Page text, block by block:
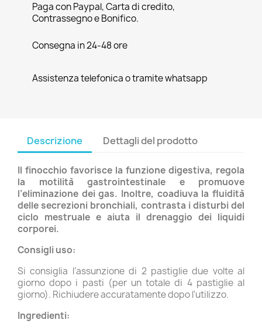
Paga con Paypal, Carta di credito,
Contrassegno e Bonifico.
Consegna in 24-48 ore
Assistenza telefonica o tramite whatsapp
Descrizione Dettagli del prodotto
Il finocchio favorisce la funzione digestiva, regola
la motilità gastrointestinale e promuove
l’eliminazione dei gas. Inoltre, coadiuva la fluidità
delle secrezioni bronchiali, contrasta i disturbi del
ciclo mestruale e aiuta il drenaggio dei liquidi
corporei.
Consigli uso:
Si consiglia l’assunzione di 2 pastiglie due volte al
giorno dopo i pasti (per un totale di 4 pastiglie al
giorno). Richiudere accuratamente dopo l'utilizzo.
Ingredienti: